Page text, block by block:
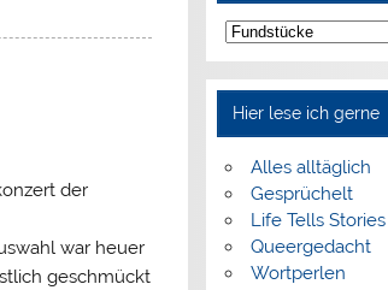
der
war heuer
geschmückt
Kategorien
Hier lese ich gerne
Alles alltäglich
Gesprüchelt
Life Tells Stories
Queergedacht
Wortperlen